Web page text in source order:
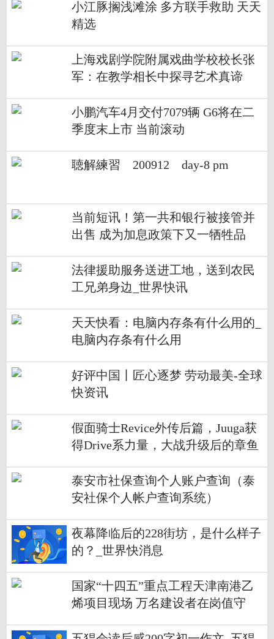
小江豚搁浅滩涂 多方联手救助 天天
精选
上海戏剧学院附属戏曲学校校长张
军：在教学相长中探寻艺术真谛
小鹏汽车4月交付7079辆 G6将在二
季度末上市 当前滚动
聴解練習 200912 day-8 pm
当前短讯！第一共和银行被接管并
出售 成为加息政策下又一牺牲品
法律援助服务送进工地，送到农民
工兄弟身边_世界快讯
天天快看：电脑内存条有什么用的_
电脑内存条有什么用
好评中国丨匠心逐梦 劳动最美-全球
快资讯
假面骑士Revice外传后篇，Juuga获
得Drive系力量，大战升级后的章鱼
泰安市社保查询个人账户查询（泰
安社保个人帐户查询系统）
夜幕降临后的228街坊，是什么样子
的？_世界快消息
国家“十四五”重点工程天津南港乙
烯项目现场 万名建设者在岗值守